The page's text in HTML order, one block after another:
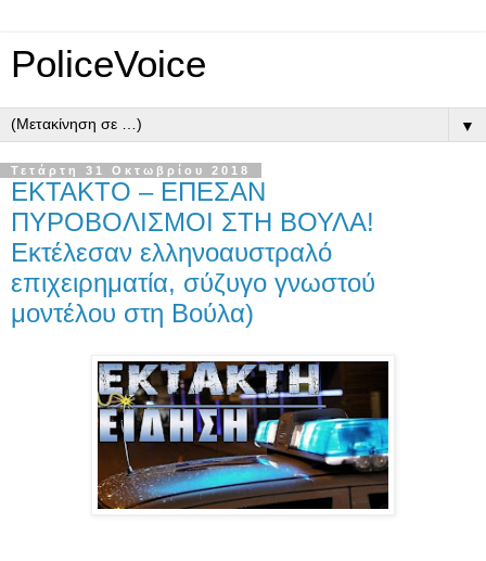
PoliceVoice
▼
Τετάρτη 31 Οκτωβρίου 2018
ΕΚΤΑΚΤΟ – ΕΠΕΣΑΝ
ΠΥΡΟΒΟΛΙΣΜΟΙ ΣΤΗ ΒΟΥΛΑ!
Εκτέλεσαν ελληνοαυστραλό
επιχειρηματία, σύζυγο γνωστού
μοντέλου στη Βούλα)